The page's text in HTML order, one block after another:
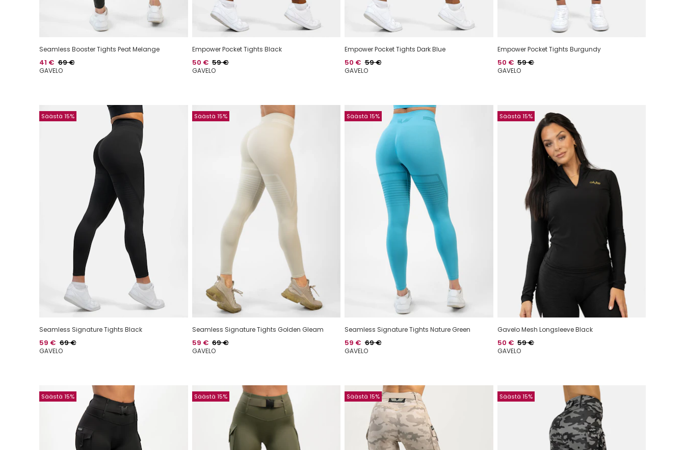
Seamless Booster Tights Peat Melange
Hinta
41 € Normaalihinta
69 €
GAVELO
Empower Pocket Tights Black
Hinta
50 € Normaalihinta
59 €
GAVELO
Empower Pocket Tights Dark Blue
Hinta
50 € Normaalihinta
59 €
GAVELO
Empower Pocket Tights Burgundy
Hinta
50 € Normaalihinta
59 €
GAVELO
Säästä 15%
Seamless Signature Tights Black
Hinta
59 € Normaalihinta
69 €
GAVELO
Säästä 15%
Seamless Signature Tights Golden Gleam
Hinta
59 € Normaalihinta
69 €
GAVELO
Säästä 15%
Seamless Signature Tights Nature Green
Hinta
59 € Normaalihinta
69 €
GAVELO
Säästä 15%
Gavelo Mesh Longsleeve Black
Hinta
50 € Normaalihinta
59 €
GAVELO
Säästä 15% Säästä 15% Säästä 15% Säästä 15%